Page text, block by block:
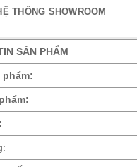
THỐNG SHOWROOM
SẢN PHẨM
phẩm: